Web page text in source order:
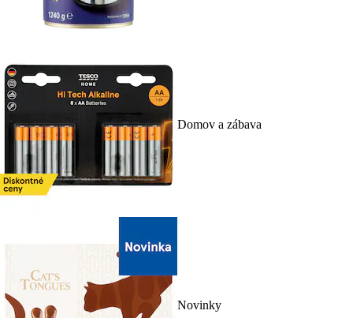
Domov a zábava
Novinky